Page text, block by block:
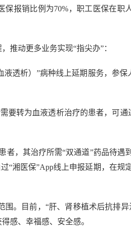
报销比例为70%，职工医保在职
推动更多业务实现“指尖办”：
透析）”病种线上延期服务，参保
要转为血液透析治疗的患者，可通
者，其治疗所需“双通道”药品待遇
“湘医保”App线上申报延期，在规
。目前，“肝、肾移植术后抗排
感、幸福感、安全感。